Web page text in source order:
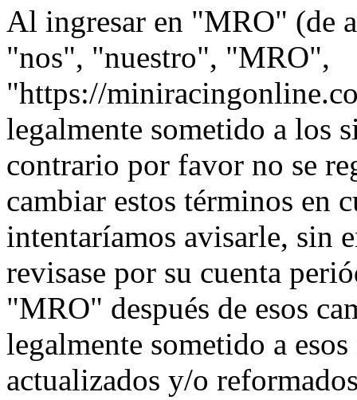
Al ingresar en "MRO" (de
"nos", "nuestro", "MRO",
"https://
legalmente sometido a los
contrario por favor no se
cambiar estos términos en
intentaríamos avisarle, sin
revisase por su cuenta
"MRO" después de esos
legalmente sometido a
actualizados y/o